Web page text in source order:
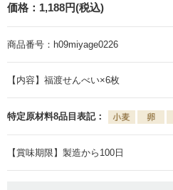
価格： 1,188円(税込)
商品番号： h09miyage0226
【内容】福渡せんべい×6枚
特定原材料8品目表記：
【賞味期限】製造から100日